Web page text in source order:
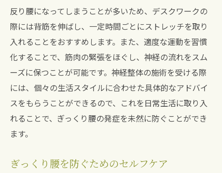
反り腰になってしまうことが多いため、デスクワークの
際には背筋を伸ばし、一定時間ごとにストレッチを取り
入れることをおすすめします。また、適度な運動を習慣
化することで、筋肉の緊張をほぐし、神経の流れをスム
ーズに保つことが可能です。神経整体の施術を受ける際
には、個々の生活スタイルに合わせた具体的なアドバイ
スをもらうことができるので、これを日常生活に取り入
れることで、ぎっくり腰の発症を未然に防ぐことができ
ます。
ぎっくり腰を防ぐためのセルフケア